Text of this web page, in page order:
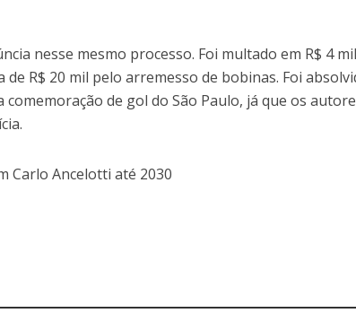
nesse mesmo processo. Foi multado em R$ 4 mil
R$ 20 mil pelo arremesso de bobinas. Foi
de gol do São Paulo, já que os
Carlo Ancelotti até 2030